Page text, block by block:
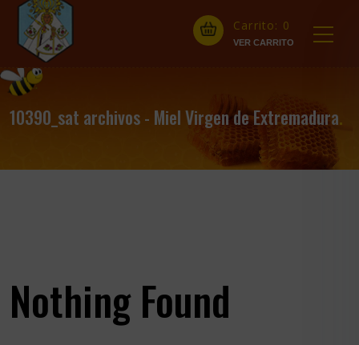
Carrito: 0
10390_sat archivos - Miel Virgen de Extremadura.
Nothing Found